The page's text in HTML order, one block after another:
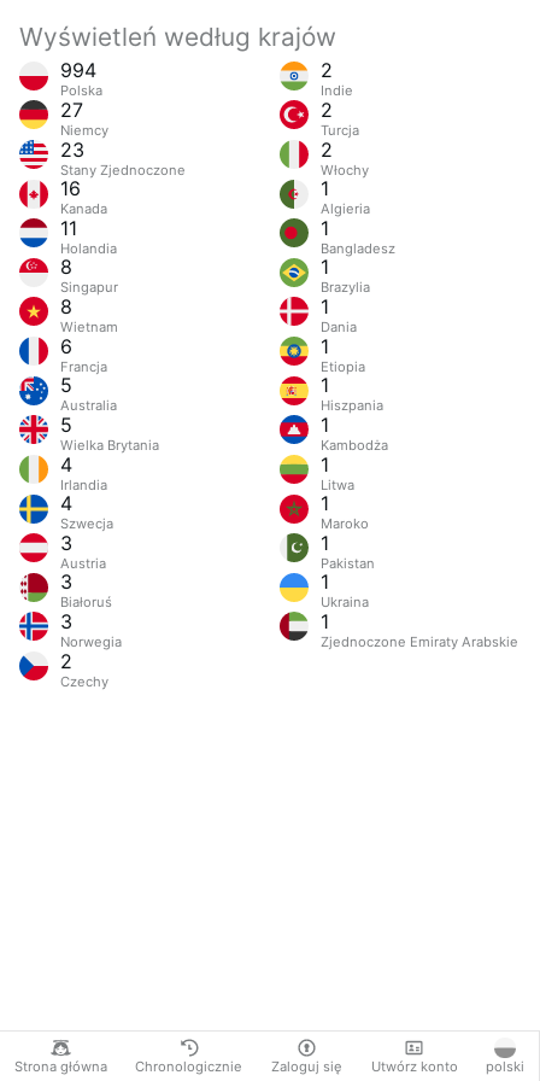
Strona główna Chronologicznie Zaloguj się Utwórz konto polski
Wyświetleń według krajów
994
Polska
27
Niemcy
23
Stany Zjednoczone
16
Kanada
11
Holandia
8
Singapur
8
Wietnam
6
Francja
5
Australia
5
Wielka Brytania
4
Irlandia
4
Szwecja
3
Austria
3
Białoruś
3
Norwegia
2
Czechy
2
Indie
2
Turcja
2
Włochy
1
Algieria
1
Bangladesz
1
Brazylia
1
Dania
1
Etiopia
1
Hiszpania
1
Kambodża
1
Litwa
1
Maroko
1
Pakistan
1
Ukraina
1
Zjednoczone Emiraty Arabskie